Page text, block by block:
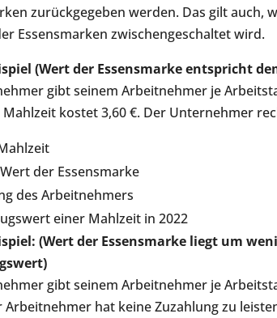
zurückgegeben werden. Das gilt auch,
Essensmarken zwischengeschaltet wird.
(Wert der Essensmarke entspricht
gibt seinem Arbeitnehmer je
Mahlzeit kostet 3,60 €. Der Unternehmer
der Essensmarke
des Arbeitnehmers
einer Mahlzeit in 2022
(Wert der Essensmarke liegt um
gibt seinem Arbeitnehmer je
Arbeitnehmer hat keine Zuzahlung zu